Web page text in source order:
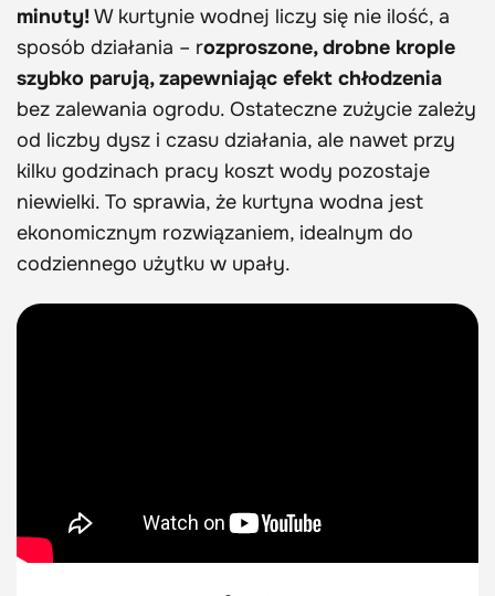
minuty!W kurtynie wodnej liczy się nie ilość, a
sposób działania – rozproszone, drobne krople
szybko parują, zapewniając efekt chłodzenia
bez zalewania ogrodu. Ostateczne zużycie zależy
od liczby dysz i czasu działania, ale nawet przy
kilku godzinach pracy koszt wody pozostaje
niewielki. To sprawia, że kurtyna wodna jest
ekonomicznym rozwiązaniem, idealnym do
codziennego użytku w upały.